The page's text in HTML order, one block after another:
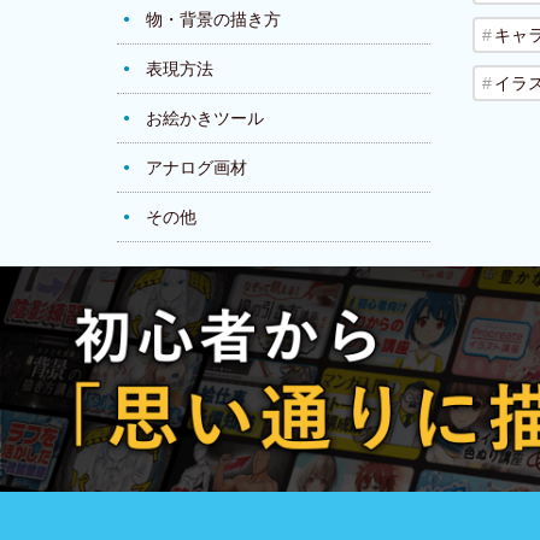
物・背景の描き方
表現方法
お絵かきツール
アナログ画材
その他
キャ
イラ